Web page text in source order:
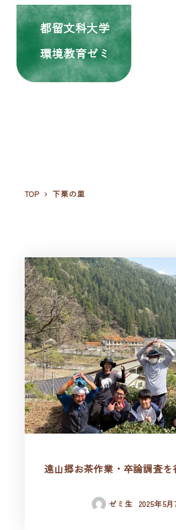
都留文科大学
環境教育ゼミ
TOP 下栗の里
遠山郷お茶作業・卒論調査を
ゼミ生 2025年5月